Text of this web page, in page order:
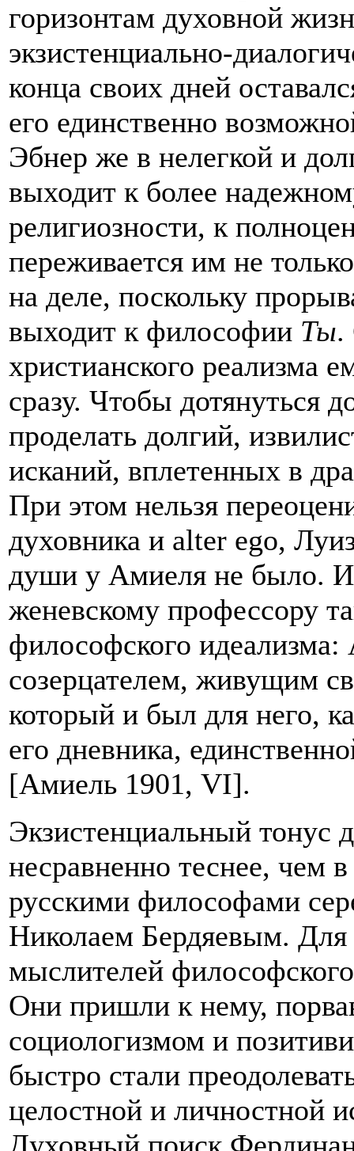
горизонтам духовной
экзистенциально-
конца своих дней
его единственно
Эбнер же в нелегкой и
выходит к более
религиозности, к
переживается им не
на деле, поскольку
выходит к философии Ты.
христианского реализма
сразу. Чтобы дотянуться
проделать долгий,
исканий, вплетенных в
При этом нельзя
духовника и alter ego,
души у Амиеля не было. И
женевскому профессору
философского
созерцателем, живущим
который и был для него,
его дневника,
[Амиель 1901, VI].
Экзистенциальный тонус
несравненно теснее, чем
русскими философами
Николаем Бердяевым. Для
мыслителей
Они пришли к нему,
социологизмом и
быстро стали
целостной и личностной